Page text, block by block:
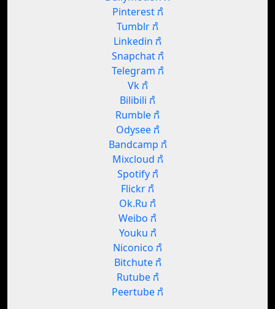
Pinterest ಗೆ
Tumblr ಗೆ
Linkedin ಗೆ
Snapchat ಗೆ
Telegram ಗೆ
Vk ಗೆ
Bilibili ಗೆ
Rumble ಗೆ
Odysee ಗೆ
Bandcamp ಗೆ
Mixcloud ಗೆ
Spotify ಗೆ
Flickr ಗೆ
Ok.Ru ಗೆ
Weibo ಗೆ
Youku ಗೆ
Niconico ಗೆ
Bitchute ಗೆ
Rutube ಗೆ
Peertube ಗೆ